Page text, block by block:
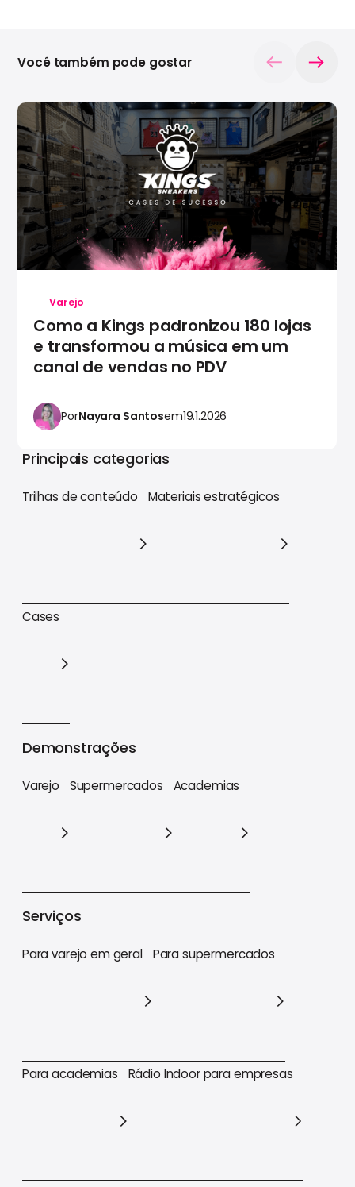
Varejo
Como a Kings padronizou 180 lojas
e transformou a música em um
canal de vendas no PDV
PorNayara Santosem19.1.2026
Você também pode gostar
Principais categorias
Trilhas de conteúdo
Trilhas de conteúdo
Materiais estratégicos
Cases
Demonstrações
Varejo Supermercados Academias
Serviços
Para varejo em geral
Para varejo em geral
Para supermercados
Para supermercados
Para academias Rádio Indoor para empresas